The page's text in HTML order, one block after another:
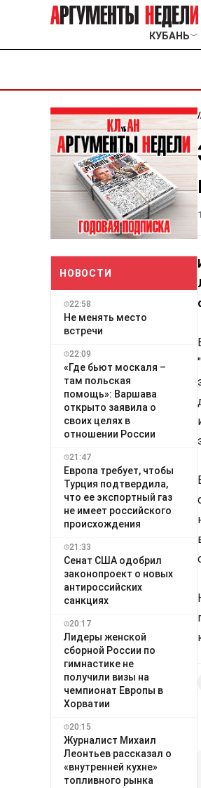
КУБАНЬ﹀
НОВОСТИ
22:58
Не менять место
встречи
22:09
«Где бьют москаля –
там польская
помощь»: Варшава
открыто заявила о
своих целях в
отношении России
21:47
Европа требует, чтобы
Турция подтвердила,
что ее экспортный газ
не имеет российского
происхождения
21:33
Сенат США одобрил
законопроект о новых
антироссийских
санкциях
20:17
Лидеры женской
сборной России по
гимнастике не
получили визы на
чемпионат Европы в
Хорватии
20:15
Журналист Михаил
Леонтьев рассказал о
«внутренней кухне»
топливного рынка